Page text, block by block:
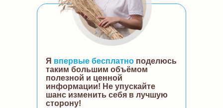
Я впервые бесплатно поделюсь
таким большим объёмом
полезной и ценной
информации! Не упускайте
шанс изменить себя в лучшую
сторону!